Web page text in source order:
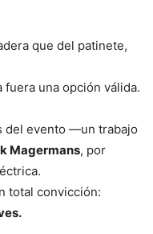
que del patinete,
una opción válida.
del evento —un trabajo
Magermans, por
total convicción: